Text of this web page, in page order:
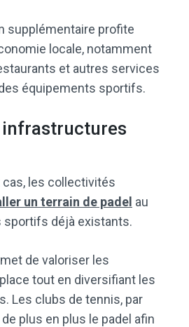
supplémentaire profite
locale, notamment
et autres services
équipements sportifs.
cas, les collectivités
un terrain de padel au
sportifs déjà existants.
de valoriser les
tout en diversifiant les
Les clubs de tennis, par
plus en plus le padel afin